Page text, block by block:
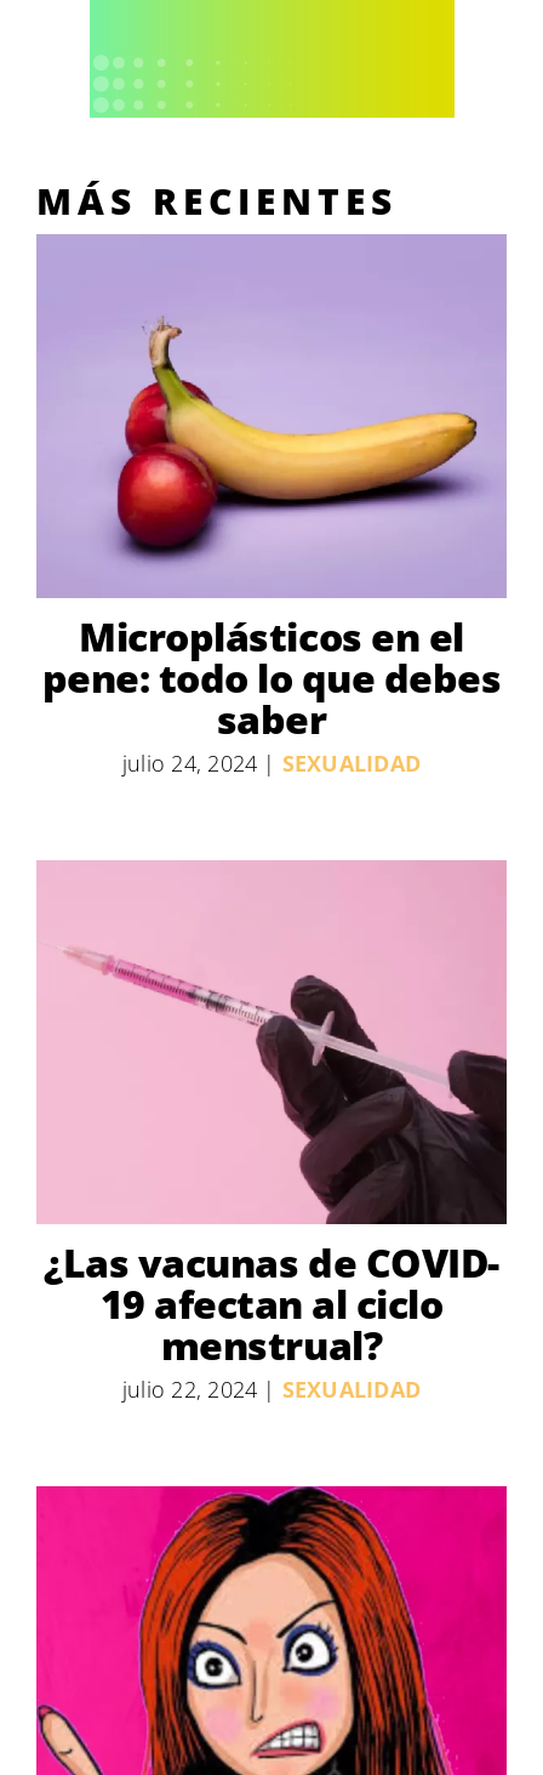
MÁS RECIENTES
Microplásticos en el
pene: todo lo que debes
saber
julio 24, 2024 | SEXUALIDAD
¿Las vacunas de COVID-
19 afectan al ciclo
menstrual?
julio 22, 2024 | SEXUALIDAD